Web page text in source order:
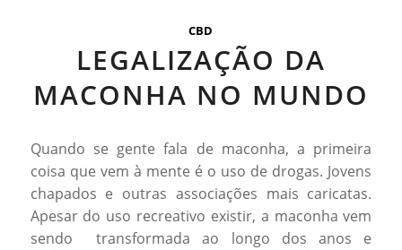
CBD
LEGALIZAÇÃO DA
MACONHA NO MUNDO
Quando se gente fala de maconha, a primeira
coisa que vem à mente é o uso de drogas. Jovens
chapados e outras associações mais caricatas.
Apesar do uso recreativo existir, a maconha vem
sendo transformada ao longo dos anos e